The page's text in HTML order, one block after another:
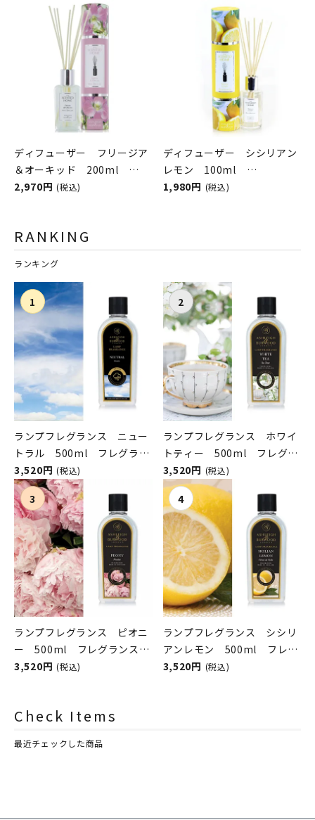
ASHLEIGH&BURWOOD（ア
シュレイアンドバーウッド）
シュレイアンドバーウッド）
ディフューザー フリージア
＆オーキッド 200ml
ASHLEIGH&BURWOOD（ア
2,970円 (税込)
ディフューザー シシリアン
レモン 100ml
ASHLEIGH&BURWOOD（ア
1,980円 (税込)
RANKING
ランキング
ランプフレグランス ニュー
トラル 500ml フレグラン
スランプ用オイル
ASHLEIGH&BURWOOD（ア
シュレイアンドバーウッド）
3,520円 (税込)
ランプフレグランス ホワイ
トティー 500ml フレグラ
ンスランプ用オイル
ASHLEIGH&BURWOOD（ア
シュレイアンドバーウッド）
3,520円 (税込)
ランプフレグランス ピオニ
ー 500ml フレグランスラ
ンプ用オイル
3,520円 (税込)
ランプフレグランス シシリ
アンレモン 500ml フレグ
ランスランプ用オイル
3,520円 (税込)
Check Items
最近チェックした商品